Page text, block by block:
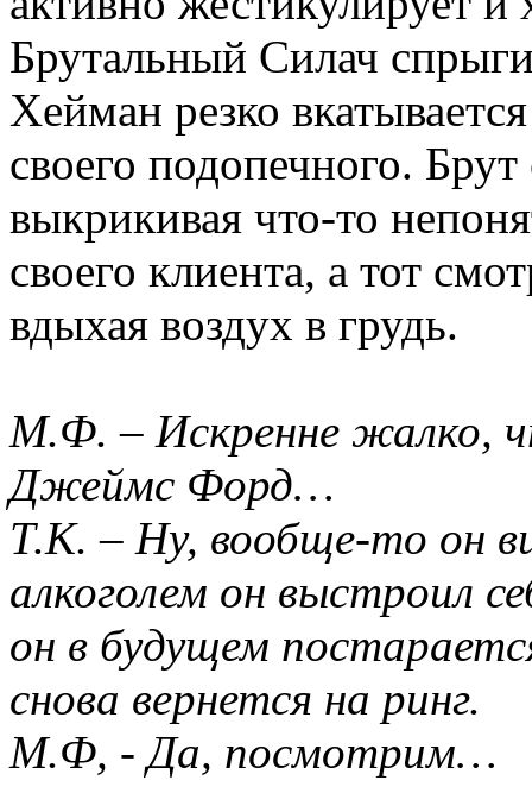
Брутальный Силач
Хейман резко
своего подопечного.
выкрикивая что-то
своего клиента, а тот
вдыхая воздух в грудь.
М.Ф. – Искренне жалко,
Джеймс Форд…
Т.К. – Ну, вообще-то он
алкоголем он выстроил
он в будущем
снова вернется на ринг.
М.Ф, - Да, посмотрим…